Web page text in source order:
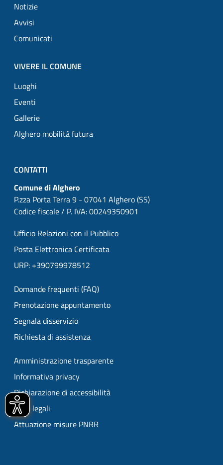
Notizie
Avvisi
Comunicati
VIVERE IL COMUNE
Luoghi
Eventi
Gallerie
Alghero mobilità futura
CONTATTI
Comune di Alghero
P.zza Porta Terra 9 - 07041 Alghero (SS)
Codice fiscale / P. IVA: 00249350901
Ufficio Relazioni con il Pubblico
Posta Elettronica Certificata
URP: +390799978512
Domande frequenti (FAQ)
Prenotazione appuntamento
Segnala disservizio
Richiesta di assistenza
Amministrazione trasparente
Informativa privacy
Dichiarazione di accessibilità
Note legali
Attuazione misure PNRR